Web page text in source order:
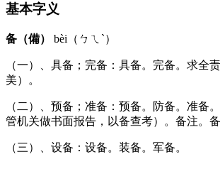
基本字义
备（備） bèi（ㄅㄟˋ）
（一）、具备；完备：具备。完备。求全
美）。
（二）、预备；准备：预备。防备。准备
管机关做书面报告，以备查考）。备注。备
（三）、设备：设备。装备。军备。